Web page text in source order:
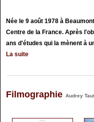
Née le 9 août 1978 à
Centre de la France. Après
ans d'études qui la mènent à
La suite
Filmographie Audrey